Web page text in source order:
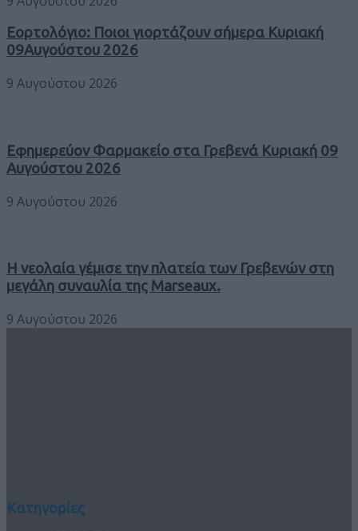
Εορτολόγιο: Ποιοι γιορτάζουν σήμερα Κυριακή
09Αυγούστου 2026
9 Αυγούστου 2026
Εφημερεύον Φαρμακείο στα Γρεβενά Κυριακή 09
Αυγούστου 2026
9 Αυγούστου 2026
Η νεολαία γέμισε την πλατεία των Γρεβενών στη
μεγάλη συναυλία της Marseaux.
9 Αυγούστου 2026
Κατηγορίες